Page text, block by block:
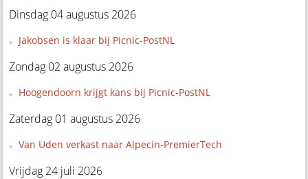
Dinsdag 04 augustus 2026
Jakobsen is klaar bij Picnic-PostNL
Zondag 02 augustus 2026
Hoogendoorn krijgt kans bij Picnic-PostNL
Zaterdag 01 augustus 2026
Van Uden verkast naar Alpecin-PremierTech
Vrijdag 24 juli 2026